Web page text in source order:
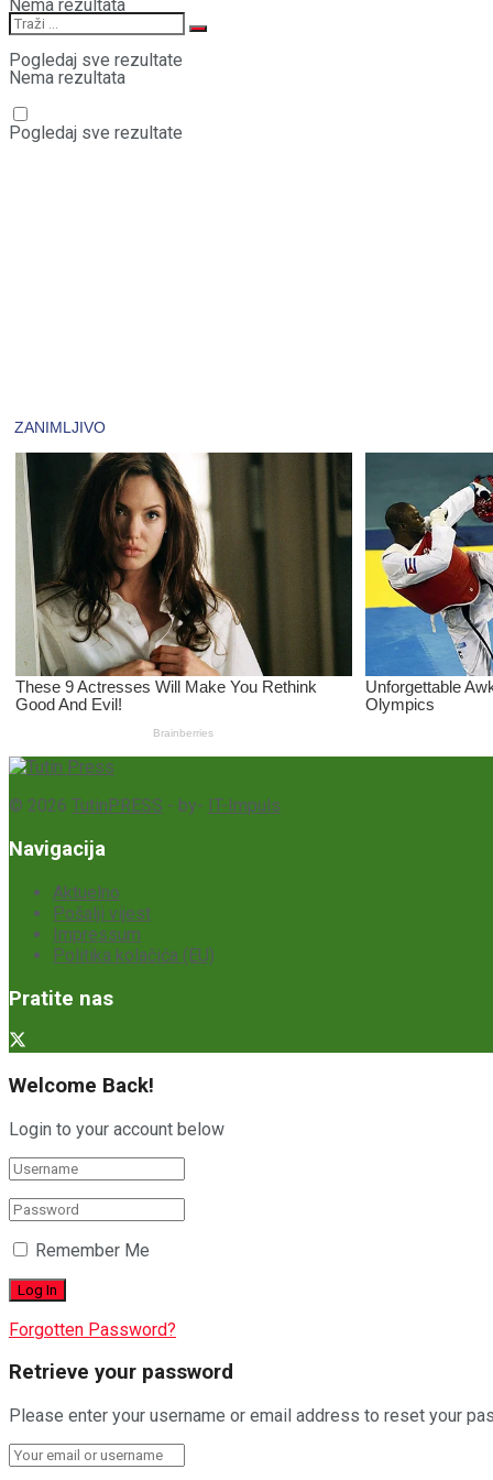
Nema rezultata
Pogledaj sve rezultate
Nema rezultata
Pogledaj sve rezultate
© 2026 TutinPRESS - by- IT-Impuls
Navigacija
Aktuelno
Pošalji vijest
Impressum
Politika kolačića (EU)
Pratite nas
Welcome Back!
Login to your account below
Remember Me
Forgotten Password?
Retrieve your password
Please enter your username or email address to reset your